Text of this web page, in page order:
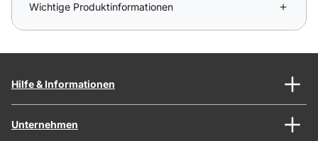
Wichtige Produktinformationen
Hilfe & Informationen
Unternehmen